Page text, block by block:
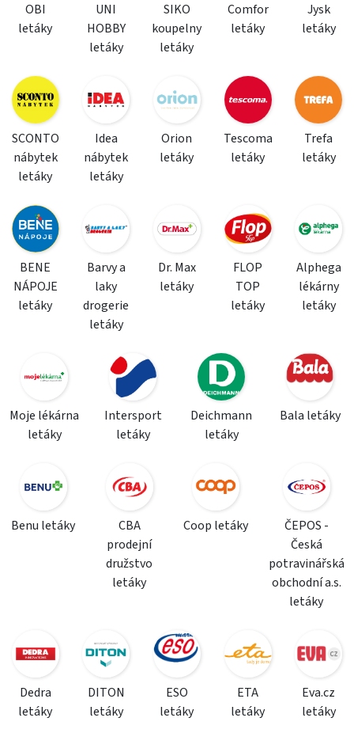
OBI
letáky
UNI
HOBBY
letáky
SIKO
koupelny
letáky
Comfor
letáky
Jysk
letáky
SCONTO
nábytek
letáky
Idea
nábytek
letáky
Orion
letáky
Tescoma
letáky
Trefa
letáky
BENE
NÁPOJE
letáky
Barvy a
laky
drogerie
letáky
Dr. Max
letáky
FLOP
TOP
letáky
Alphega
lékárny
letáky
Moje lékárna
letáky
Intersport
letáky
Deichmann
letáky
Bala letáky
Benu letáky
CBA
prodejní
družstvo
letáky
Coop letáky
ČEPOS -
Česká
potravinářská
obchodní a.s.
letáky
Dedra
letáky
DITON
letáky
ESO
letáky
ETA
letáky
Eva.cz
letáky